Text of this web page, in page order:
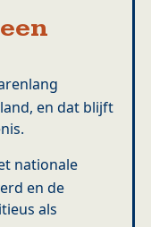
en dat blijft
nationale
en de
als